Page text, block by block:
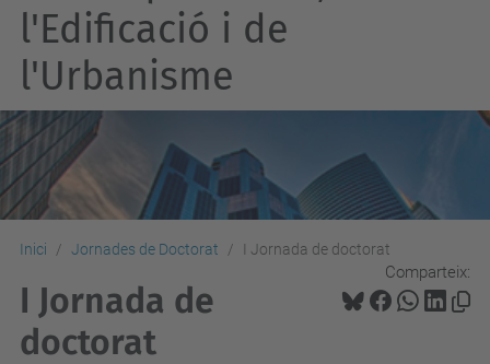
l'Edificació i de
l'Urbanisme
Inici Jornades de Doctorat I Jornada de doctorat
Comparteix:
I Jornada de
doctorat